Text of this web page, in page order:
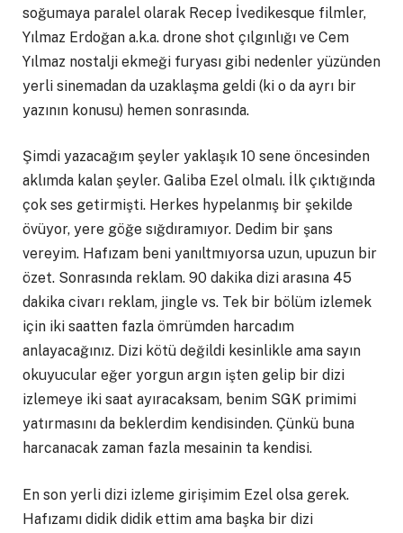
soğumaya paralel olarak Recep İvedikesque filmler,
Yılmaz Erdoğan a.k.a. drone shot çılgınlığı ve Cem
Yılmaz nostalji ekmeği furyası gibi nedenler yüzünden
yerli sinemadan da uzaklaşma geldi (ki o da ayrı bir
yazının konusu) hemen sonrasında.
Şimdi yazacağım şeyler yaklaşık 10 sene öncesinden
aklımda kalan şeyler. Galiba Ezel olmalı. İlk çıktığında
çok ses getirmişti. Herkes hypelanmış bir şekilde
övüyor, yere göğe sığdıramıyor. Dedim bir şans
vereyim. Hafızam beni yanıltmıyorsa uzun, upuzun bir
özet. Sonrasında reklam. 90 dakika dizi arasına 45
dakika civarı reklam, jingle vs. Tek bir bölüm izlemek
için iki saatten fazla ömrümden harcadım
anlayacağınız. Dizi kötü değildi kesinlikle ama sayın
okuyucular eğer yorgun argın işten gelip bir dizi
izlemeye iki saat ayıracaksam, benim SGK primimi
yatırmasını da beklerdim kendisinden. Çünkü buna
harcanacak zaman fazla mesainin ta kendisi.
En son yerli dizi izleme girişimim Ezel olsa gerek.
Hafızamı didik didik ettim ama başka bir dizi